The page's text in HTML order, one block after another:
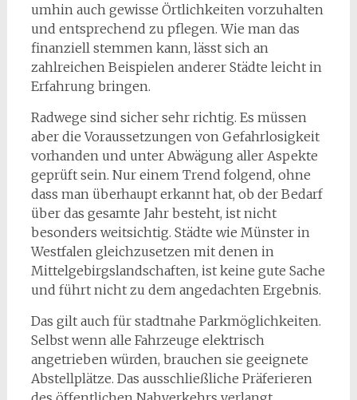
umhin auch gewisse Örtlichkeiten vorzuhalten
und entsprechend zu pflegen. Wie man das
finanziell stemmen kann, lässt sich an
zahlreichen Beispielen anderer Städte leicht in
Erfahrung bringen.
Radwege sind sicher sehr richtig. Es müssen
aber die Voraussetzungen von Gefahrlosigkeit
vorhanden und unter Abwägung aller Aspekte
geprüft sein. Nur einem Trend folgend, ohne
dass man überhaupt erkannt hat, ob der Bedarf
über das gesamte Jahr besteht, ist nicht
besonders weitsichtig. Städte wie Münster in
Westfalen gleichzusetzen mit denen in
Mittelgebirgslandschaften, ist keine gute Sache
und führt nicht zu dem angedachten Ergebnis.
Das gilt auch für stadtnahe Parkmöglichkeiten.
Selbst wenn alle Fahrzeuge elektrisch
angetrieben würden, brauchen sie geeignete
Abstellplätze. Das ausschließliche Präferieren